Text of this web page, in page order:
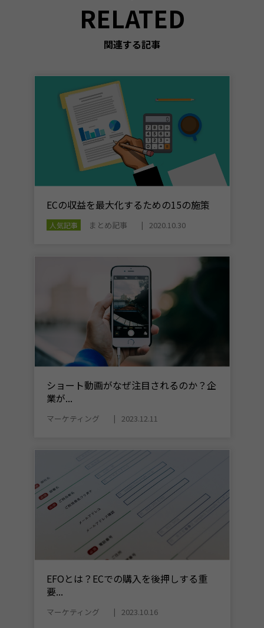
RELATED
関連する記事
ECの収益を最大化するための15の施策
人気記事 まとめ記事 2020.10.30
ショート動画がなぜ注目されるのか？企
業が...
マーケティング 2023.12.11
EFOとは？ECでの購入を後押しする重
要...
マーケティング 2023.10.16